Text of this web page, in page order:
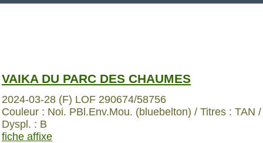
VAIKA DU PARC DES CHAUMES
2024-03-28 (F) LOF 290674/58756
Couleur : Noi. PBl.Env.Mou. (bluebelton) / Titres : TAN /
Dyspl. : B
fiche affixe